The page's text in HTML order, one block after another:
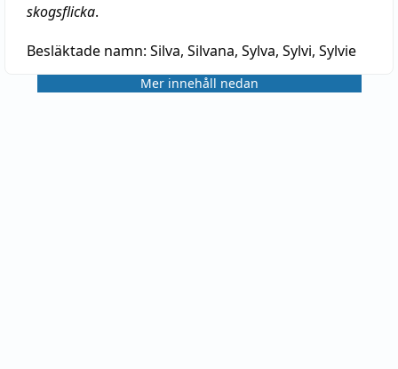
skogsflicka.
Besläktade namn: Silva, Silvana, Sylva, Sylvi, Sylvie
Mer innehåll nedan